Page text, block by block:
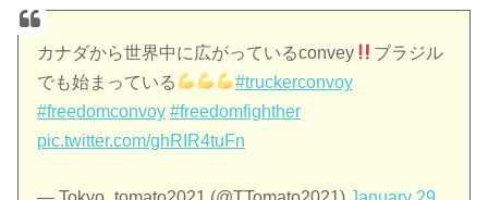
カナダから世界中に広がっているconvey
ブラジル
でも始まっている
#truckerconvoy
#freedomconvoy #freedomfighther
pic.twitter.com/ghRIR4tuFn